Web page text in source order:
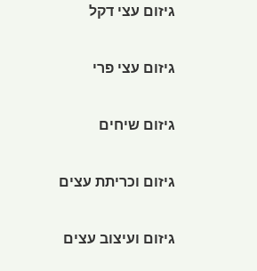
גיזום עצי דקל
גיזום עצי פרי
גיזום שיחים
גיזום וכריתת עצים
גיזום ועיצוב עצים